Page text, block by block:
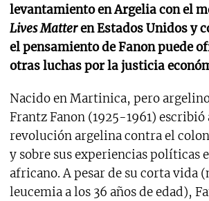
levantamiento en Argelia con el
Lives Matteren Estados Unidos y
el pensamiento de Fanon puede
otras luchas por la justicia
Nacido en Martinica, pero
Frantz Fanon (1925-1961) escribió
revolución argelina contra el
y sobre sus experiencias políticas
africano. A pesar de su corta vida
leucemia a los 36 años de edad),